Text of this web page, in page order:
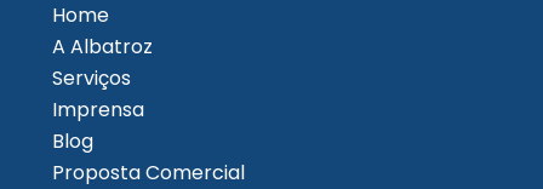
Home
A Albatroz
Serviços
Imprensa
Blog
Proposta Comercial